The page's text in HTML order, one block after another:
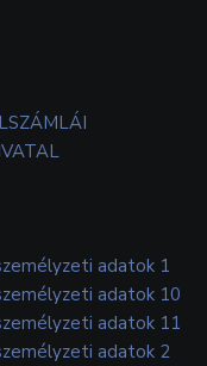
adatok 1
adatok 10
adatok 11
adatok 2